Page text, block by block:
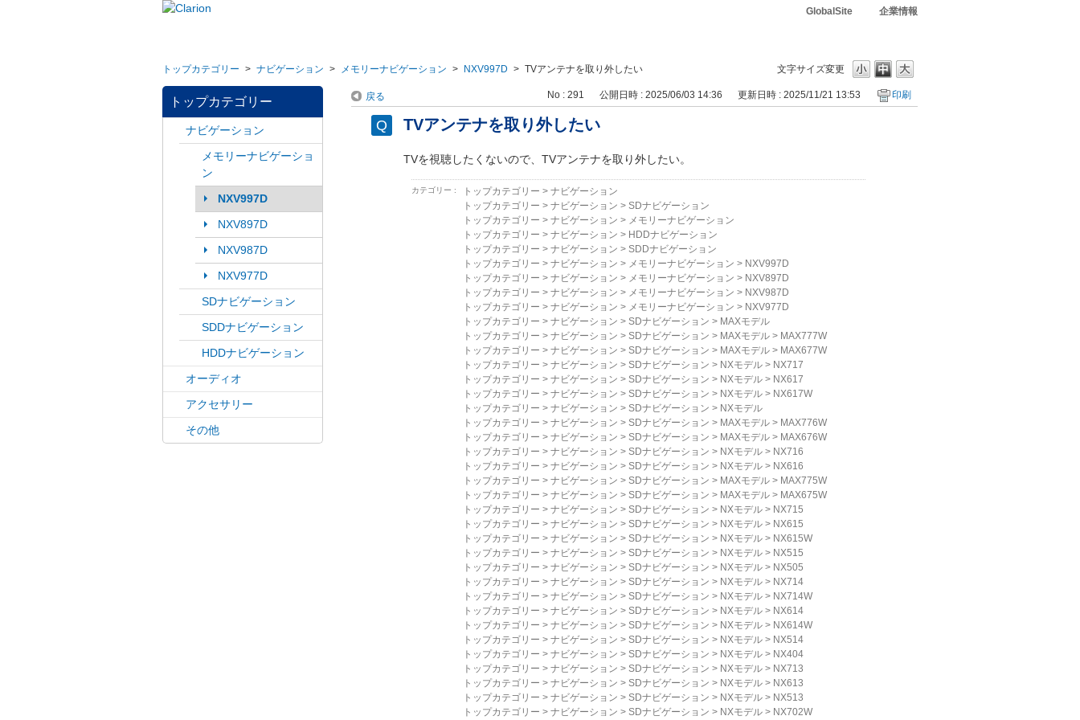
GlobalSite 企業情報
文字サイズ変更
トップカテゴリー > ナビゲーション > メモリーナビゲーション > NXV997D > TVアンテナを取り外したい
トップカテゴリー
ナビゲーション
メモリーナビゲーショ
ン
NXV997D
NXV897D
NXV987D
NXV977D
SDナビゲーション
SDDナビゲーション
HDDナビゲーション
オーディオ
アクセサリー
その他
戻る No : 291 公開日時 : 2025/06/03 14:36 更新日時 : 2025/11/21 13:53 印刷
TVアンテナを取り外したい
TVを視聴したくないので、TVアンテナを取り外したい。
カテゴリー : トップカテゴリー > ナビゲーション
トップカテゴリー > ナビゲーション > SDナビゲーション
トップカテゴリー > ナビゲーション > メモリーナビゲーション
トップカテゴリー > ナビゲーション > HDDナビゲーション
トップカテゴリー > ナビゲーション > SDDナビゲーション
トップカテゴリー > ナビゲーション > メモリーナビゲーション > NXV997D
トップカテゴリー > ナビゲーション > メモリーナビゲーション > NXV897D
トップカテゴリー > ナビゲーション > メモリーナビゲーション > NXV987D
トップカテゴリー > ナビゲーション > メモリーナビゲーション > NXV977D
トップカテゴリー > ナビゲーション > SDナビゲーション > MAXモデル
トップカテゴリー > ナビゲーション > SDナビゲーション > MAXモデル > MAX777W
トップカテゴリー > ナビゲーション > SDナビゲーション > MAXモデル > MAX677W
トップカテゴリー > ナビゲーション > SDナビゲーション > NXモデル > NX717
トップカテゴリー > ナビゲーション > SDナビゲーション > NXモデル > NX617
トップカテゴリー > ナビゲーション > SDナビゲーション > NXモデル > NX617W
トップカテゴリー > ナビゲーション > SDナビゲーション > NXモデル
トップカテゴリー > ナビゲーション > SDナビゲーション > MAXモデル > MAX776W
トップカテゴリー > ナビゲーション > SDナビゲーション > MAXモデル > MAX676W
トップカテゴリー > ナビゲーション > SDナビゲーション > NXモデル > NX716
トップカテゴリー > ナビゲーション > SDナビゲーション > NXモデル > NX616
トップカテゴリー > ナビゲーション > SDナビゲーション > MAXモデル > MAX775W
トップカテゴリー > ナビゲーション > SDナビゲーション > MAXモデル > MAX675W
トップカテゴリー > ナビゲーション > SDナビゲーション > NXモデル > NX715
トップカテゴリー > ナビゲーション > SDナビゲーション > NXモデル > NX615
トップカテゴリー > ナビゲーション > SDナビゲーション > NXモデル > NX615W
トップカテゴリー > ナビゲーション > SDナビゲーション > NXモデル > NX515
トップカテゴリー > ナビゲーション > SDナビゲーション > NXモデル > NX505
トップカテゴリー > ナビゲーション > SDナビゲーション > NXモデル > NX714
トップカテゴリー > ナビゲーション > SDナビゲーション > NXモデル > NX714W
トップカテゴリー > ナビゲーション > SDナビゲーション > NXモデル > NX614
トップカテゴリー > ナビゲーション > SDナビゲーション > NXモデル > NX614W
トップカテゴリー > ナビゲーション > SDナビゲーション > NXモデル > NX514
トップカテゴリー > ナビゲーション > SDナビゲーション > NXモデル > NX404
トップカテゴリー > ナビゲーション > SDナビゲーション > NXモデル > NX713
トップカテゴリー > ナビゲーション > SDナビゲーション > NXモデル > NX613
トップカテゴリー > ナビゲーション > SDナビゲーション > NXモデル > NX513
トップカテゴリー > ナビゲーション > SDナビゲーション > NXモデル > NX702W